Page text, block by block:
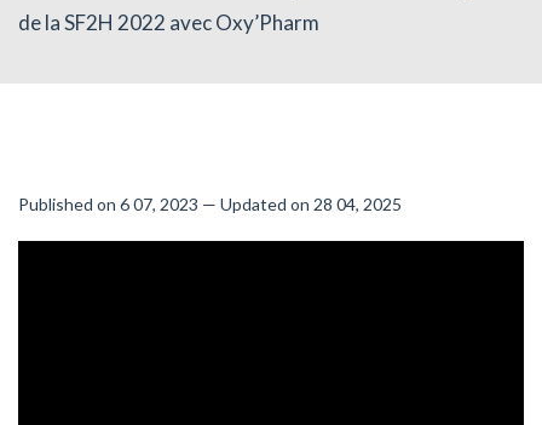
de la SF2H 2022 avec Oxy’Pharm
Published on 6 07, 2023 — Updated on 28 04, 2025